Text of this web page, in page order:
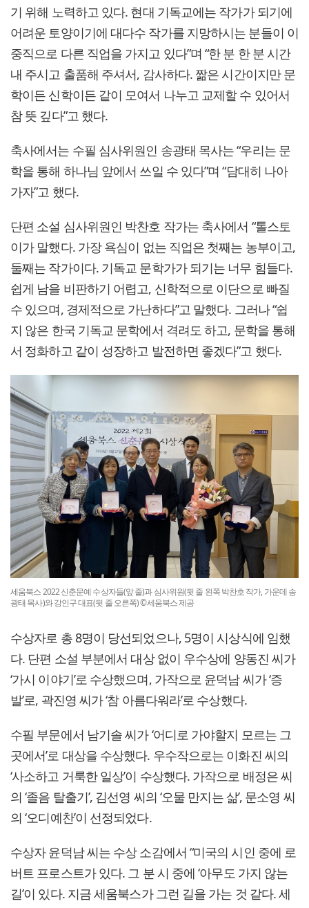
기 위해 노력하고 있다. 현대 기독교에는 작가가 되기에
어려운 토양이기에 대다수 작가를 지망하시는 분들이 이
중직으로 다른 직업을 가지고 있다”며 “한 분 한 분 시간
내 주시고 출품해 주셔서, 감사하다. 짦은 시간이지만 문
학이든 신학이든 같이 모여서 나누고 교제할 수 있어서
참 뜻 깊다”고 했다.
축사에서는 수필 심사위원인 송광태 목사는 “우리는 문
학을 통해 하나님 앞에서 쓰일 수 있다”며 “담대히 나아
가자”고 했다.
단편 소설 심사위원인 박찬호 작가는 축사에서 “톨스토
이가 말했다. 가장 욕심이 없는 직업은 첫째는 농부이고,
둘째는 작가이다. 기독교 문학가가 되기는 너무 힘들다.
쉽게 남을 비판하기 어렵고, 신학적으로 이단으로 빠질
수 있으며, 경제적으로 가난하다”고 말했다. 그러나 “쉽
지 않은 한국 기독교 문학에서 격려도 하고, 문학을 통해
서 정화하고 같이 성장하고 발전하면 좋겠다”고 했다.
세움북스 2022 신춘문예 수상자들(앞 줄)과 심사위원(뒷 줄 왼쪽 박찬호 작가, 가운데 송
광태 목사)와 강인구 대표(뒷 줄 오른쪽) ©세움북스 제공
수상자로 총 8명이 당선되었으나, 5명이 시상식에 임했
다. 단편 소설 부분에서 대상 없이 우수상에 양동진 씨가
‘가시 이야기’로 수상했으며, 가작으로 윤덕남 씨가 ‘증
발’로, 곽진영 씨가 ‘참 아름다워라’로 수상했다.
수필 부문에서 남기솔 씨가 ‘어디로 가야할지 모르는 그
곳에서’로 대상을 수상했다. 우수작으로는 이화진 씨의
‘사소하고 거룩한 일상’이 수상했다. 가작으로 배정은 씨
의 ‘졸음 탈출기’, 김선영 씨의 ‘오물 만지는 삶’, 문소영 씨
의 ‘오디예찬’이 선정되었다.
수상자 윤덕남 씨는 수상 소감에서 “미국의 시인 중에 로
버트 프로스트가 있다. 그 분 시 중에 ‘아무도 가지 않는
길’이 있다. 지금 세움북스가 그런 길을 가는 것 같다. 세